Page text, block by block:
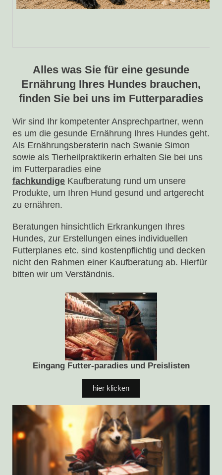
Alles was Sie für eine gesunde
Ernährung Ihres Hundes brauchen,
finden Sie bei uns im Futterparadies
Wir sind Ihr kompetenter Ansprechpartner, wenn
es um die gesunde Ernährung Ihres Hundes geht.
Als Ernährungsberaterin nach Swanie Simon
sowie als Tierheilpraktikerin erhalten Sie bei uns
im Futterparadies eine
fachkundige Kaufberatung rund um unsere
Produkte, um Ihren Hund gesund und artgerecht
zu ernähren.
Beratungen hinsichtlich Erkrankungen Ihres
Hundes, zur Erstellungen eines individuellen
Futterplanes etc. sind kostenpflichtig und decken
nicht den Rahmen einer Kaufberatung ab. Hierfür
bitten wir um Verständnis.
Eingang Futter-paradies und Preislisten
hier klicken